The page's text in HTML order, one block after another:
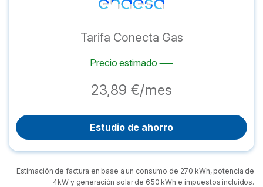
Tarifa Conecta Gas
Precio estimado
23,89 €/mes
Estudio de ahorro
Estimación de factura en base a un consumo de 270 kWh, potencia de
4kW y generación solar de 650 kWh e impuestos incluidos.